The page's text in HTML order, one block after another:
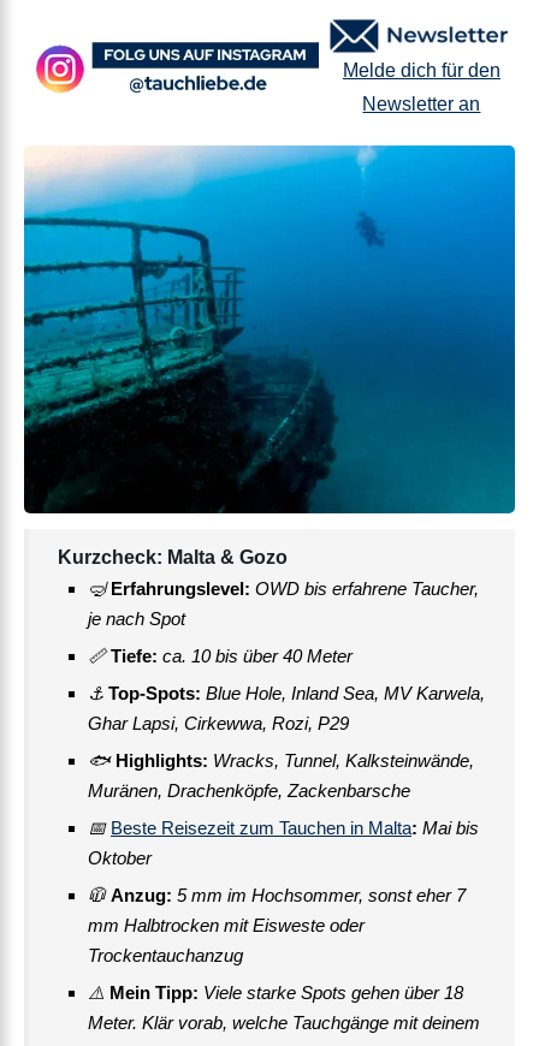
Melde dich für den
Newsletter an
Kurzcheck: Malta & Gozo
🤿Erfahrungslevel: OWD bis erfahrene Taucher,
je nach Spot
📏Tiefe: ca. 10 bis über 40 Meter
⚓ Top-Spots: Blue Hole, Inland Sea, MV Karwela,
Ghar Lapsi, Cirkewwa, Rozi, P29
🐟 Highlights: Wracks, Tunnel, Kalksteinwände,
Muränen, Drachenköpfe, Zackenbarsche
📅 Beste Reisezeit zum Tauchen in Malta: Mai bis
Oktober
🧥Anzug: 5 mm im Hochsommer, sonst eher 7
mm Halbtrocken mit Eisweste oder
Trockentauchanzug
⚠️ Mein Tipp: Viele starke Spots gehen über 18
Meter. Klär vorab, welche Tauchgänge mit deinem